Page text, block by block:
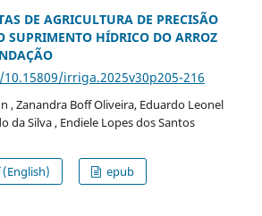
DE AGRICULTURA DE PRECISÃO
SUPRIMENTO HÍDRICO DO ARROZ
irriga.2025v30p205-216
, Zanandra Boff Oliveira, Eduardo Leonel
da Silva , Endiele Lopes dos Santos
epub